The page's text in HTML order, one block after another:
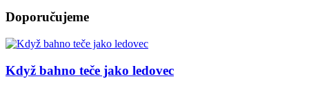
Doporučujeme
Když bahno teče jako ledovec